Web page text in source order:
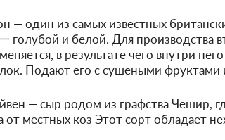
— один из самых известных
голубой и белой. Для производства
в результате чего внутри
Подают его с сушеными
— сыр родом из графства Чешир,
от местных коз Этот сорт обладает